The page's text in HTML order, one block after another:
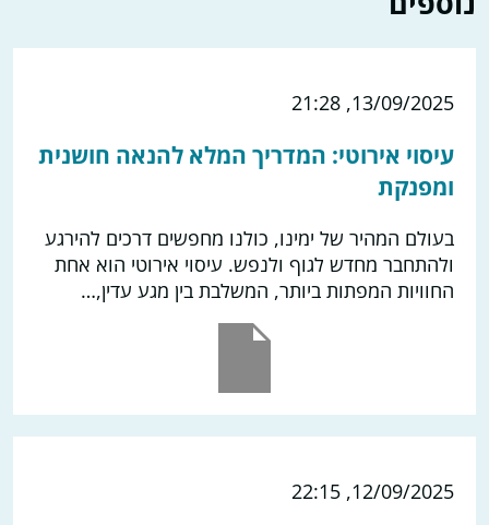
13/09/2025, 21:28
עיסוי אירוטי: המדריך המלא להנאה חושנית
ומפנקת
בעולם המהיר של ימינו, כולנו מחפשים דרכים להירגע
ולהתחבר מחדש לגוף ולנפש. עיסוי אירוטי הוא אחת
החוויות המפתות ביותר, המשלבת בין מגע עדין,…
12/09/2025, 22:15